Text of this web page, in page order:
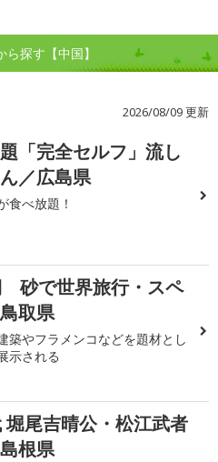
探す【中国】
2026/08/09 更新
「完全セルフ」流し
／広島県
食べ放題！
砂で世界旅行・スペ
取県
築やフラメンコなどを題材とし
示される
堀尾吉晴公・松江武者
根県